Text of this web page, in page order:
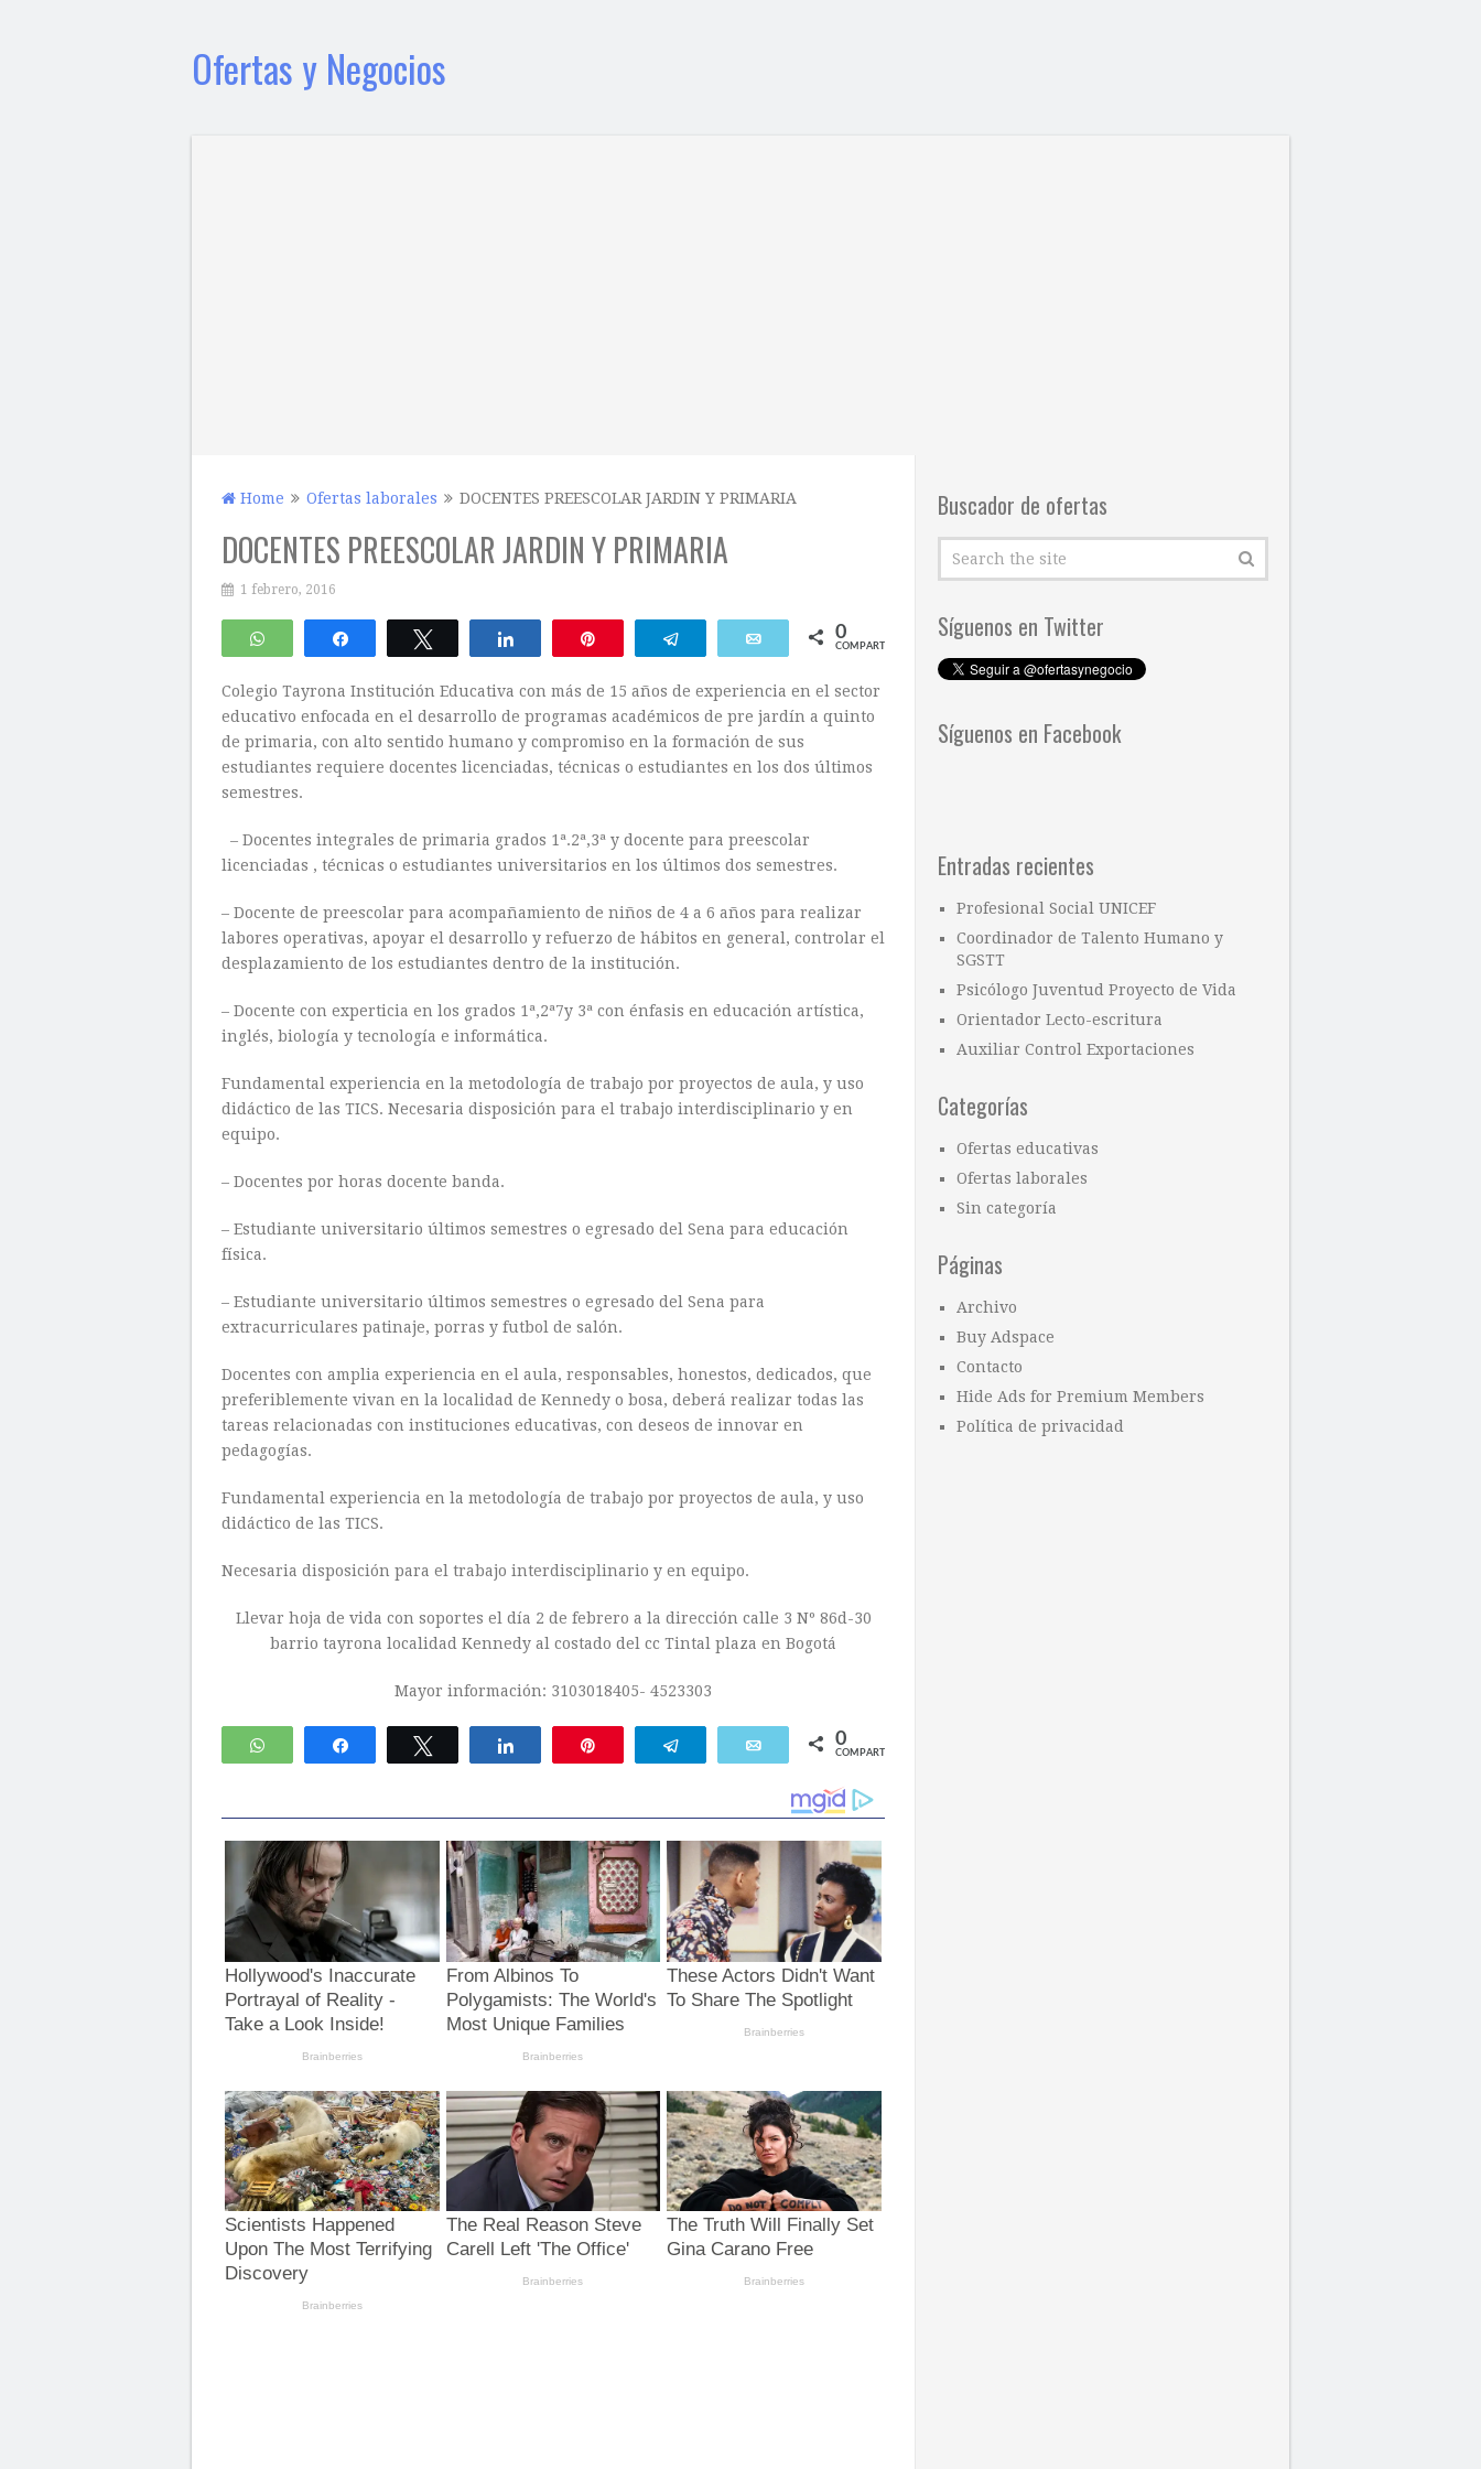
Ofertas y Negocios
Home Ofertas laborales DOCENTES PREESCOLAR JARDIN Y PRIMARIA
DOCENTES PREESCOLAR JARDIN Y PRIMARIA
1 febrero, 2016
WhatsApp Compartir Twittear Compartir Telegram Email 0
COMPARTIR
Colegio Tayrona Institución Educativa con más de 15 años de experiencia en el sector
educativo enfocada en el desarrollo de programas académicos de pre jardín a quinto
de primaria, con alto sentido humano y compromiso en la formación de sus
estudiantes requiere docentes licenciadas, técnicas o estudiantes en los dos últimos
semestres.
– Docentes integrales de primaria grados 1ª.2ª,3ª y docente para preescolar
licenciadas , técnicas o estudiantes universitarios en los últimos dos semestres.
– Docente de preescolar para acompañamiento de niños de 4 a 6 años para realizar
labores operativas, apoyar el desarrollo y refuerzo de hábitos en general, controlar el
desplazamiento de los estudiantes dentro de la institución.
– Docente con experticia en los grados 1ª,2ª7y 3ª con énfasis en educación artística,
inglés, biología y tecnología e informática.
Fundamental experiencia en la metodología de trabajo por proyectos de aula, y uso
didáctico de las TICS. Necesaria disposición para el trabajo interdisciplinario y en
equipo.
– Docentes por horas docente banda.
– Estudiante universitario últimos semestres o egresado del Sena para educación
física.
– Estudiante universitario últimos semestres o egresado del Sena para
extracurriculares patinaje, porras y futbol de salón.
Docentes con amplia experiencia en el aula, responsables, honestos, dedicados, que
preferiblemente vivan en la localidad de Kennedy o bosa, deberá realizar todas las
tareas relacionadas con instituciones educativas, con deseos de innovar en
pedagogías.
Fundamental experiencia en la metodología de trabajo por proyectos de aula, y uso
didáctico de las TICS.
Necesaria disposición para el trabajo interdisciplinario y en equipo.
Llevar hoja de vida con soportes el día 2 de febrero a la dirección calle 3 Nº 86d-30
barrio tayrona localidad Kennedy al costado del cc Tintal plaza en Bogotá
Mayor información: 3103018405- 4523303
WhatsApp Compartir Twittear Compartir Telegram Email 0
COMPARTIR
Buscador de ofertas
Síguenos en Twitter
Síguenos en Facebook
Entradas recientes
Profesional Social UNICEF
Coordinador de Talento Humano y
SGSTT
Psicólogo Juventud Proyecto de Vida
Orientador Lecto-escritura
Auxiliar Control Exportaciones
Categorías
Ofertas educativas
Ofertas laborales
Sin categoría
Páginas
Archivo
Buy Adspace
Contacto
Hide Ads for Premium Members
Política de privacidad